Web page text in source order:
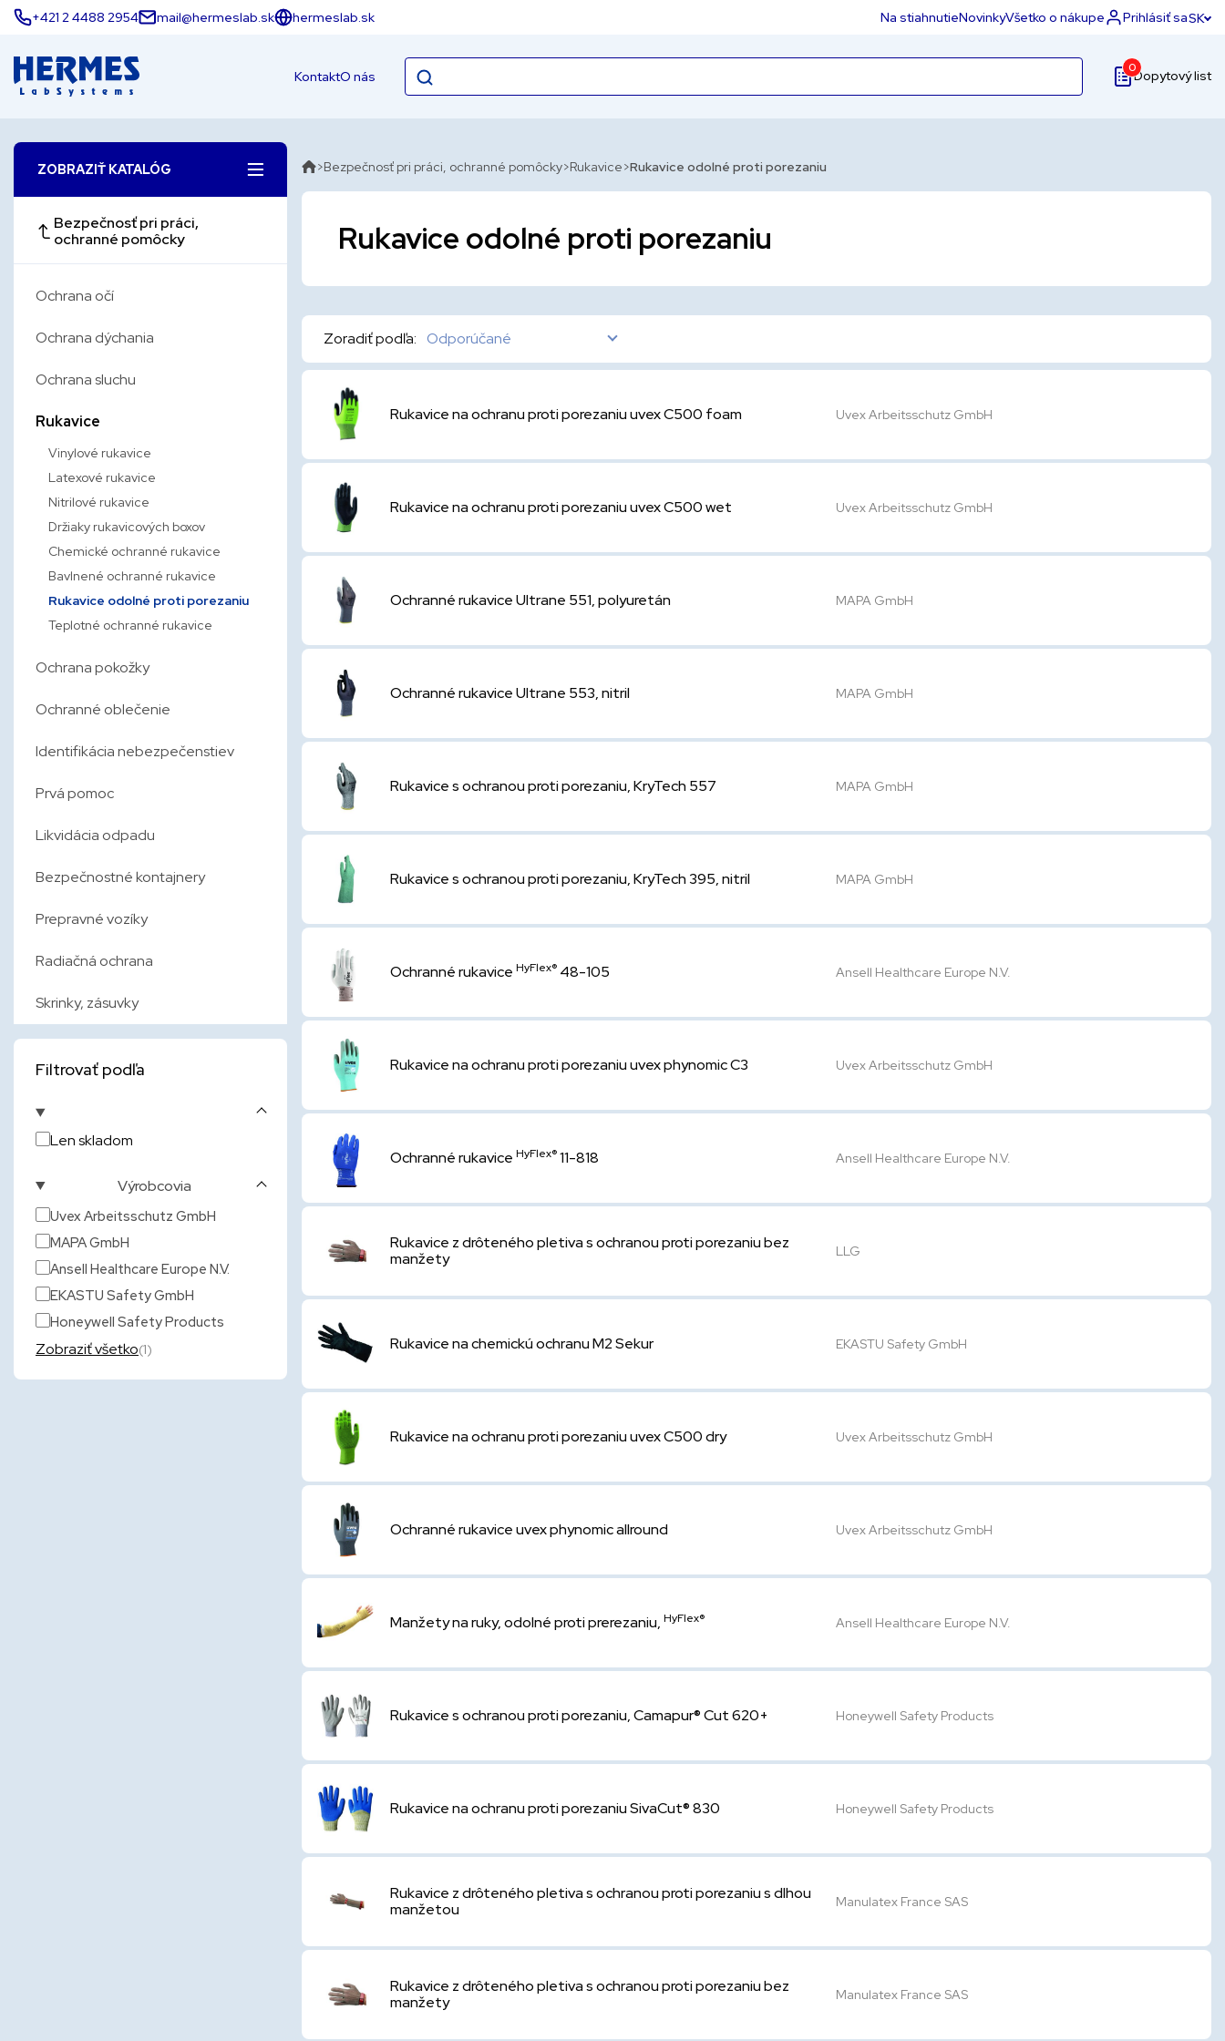
+421 2 4488 2954 mail@hermeslab.sk hermeslab.sk Na stiahnutieNovinkyVšetko o nákupe Prihlásiť saSK
KontaktO nás
0Dopytový list
ZOBRAZIŤ KATALÓG
Bezpečnosť pri práci,
ochranné pomôcky
Ochrana očí
Ochrana dýchania
Ochrana sluchu
Rukavice
Vinylové rukavice
Latexové rukavice
Nitrilové rukavice
Držiaky rukavicových boxov
Chemické ochranné rukavice
Bavlnené ochranné rukavice
Rukavice odolné proti porezaniu
Teplotné ochranné rukavice
Ochrana pokožky
Ochranné oblečenie
Identifikácia nebezpečenstiev
Prvá pomoc
Likvidácia odpadu
Bezpečnostné kontajnery
Prepravné vozíky
Radiačná ochrana
Skrinky, zásuvky
Filtrovať podľa
Len skladom
Výrobcovia
Uvex Arbeitsschutz GmbH
MAPA GmbH
Ansell Healthcare Europe N.V.
EKASTU Safety GmbH
Honeywell Safety Products
Zobraziť všetko(1)
Bezpečnosť pri práci, ochranné pomôcky Rukavice Rukavice odolné proti porezaniu
Rukavice odolné proti porezaniu
Zoradiť podľa: Odporúčané
Rukavice na ochranu proti porezaniu uvex C500 foam Uvex Arbeitsschutz GmbH
Rukavice na ochranu proti porezaniu uvex C500 wet Uvex Arbeitsschutz GmbH
Ochranné rukavice Ultrane 551, polyuretán MAPA GmbH
Ochranné rukavice Ultrane 553, nitril MAPA GmbH
Rukavice s ochranou proti porezaniu, KryTech 557 MAPA GmbH
Rukavice s ochranou proti porezaniu, KryTech 395, nitril MAPA GmbH
Ochranné rukaviceHyFlex® 48-105 Ansell Healthcare Europe N.V.
Rukavice na ochranu proti porezaniu uvex phynomic C3 Uvex Arbeitsschutz GmbH
Ochranné rukaviceHyFlex®11-818 Ansell Healthcare Europe N.V.
Rukavice z drôteného pletiva s ochranou proti porezaniu bez
manžety
LLG
Rukavice na chemickú ochranu M2 Sekur EKASTU Safety GmbH
Rukavice na ochranu proti porezaniu uvex C500 dry Uvex Arbeitsschutz GmbH
Ochranné rukavice uvex phynomic allround Uvex Arbeitsschutz GmbH
Manžety na ruky, odolné proti prerezaniu,HyFlex® Ansell Healthcare Europe N.V.
Rukavice s ochranou proti porezaniu, Camapur® Cut 620+ Honeywell Safety Products
Rukavice na ochranu proti porezaniu SivaCut® 830 Honeywell Safety Products
Rukavice z drôteného pletiva s ochranou proti porezaniu s dlhou
manžetou
Manulatex France SAS
Rukavice z drôteného pletiva s ochranou proti porezaniu bez
manžety
Manulatex France SAS